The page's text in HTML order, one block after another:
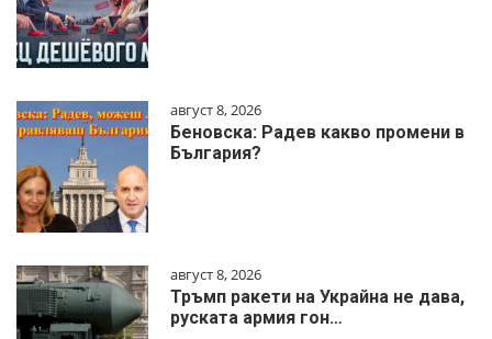
август 8, 2026
Беновска: Радев какво промени в
България?
август 8, 2026
Тръмп ракети на Украйна не дава,
руската армия гон…